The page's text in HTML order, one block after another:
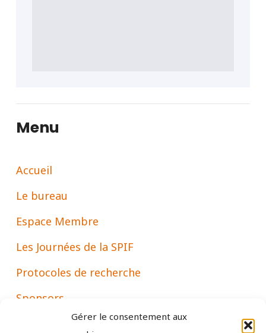
Gérer le consentement aux
Menu
Accueil
Le bureau
Espace Membre
Les Journées de la SPIF
Protocoles de recherche
Sponsors
Associations